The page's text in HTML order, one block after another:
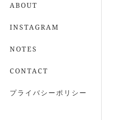
ABOUT
INSTAGRAM
NOTES
CONTACT
プライバシーポリシー